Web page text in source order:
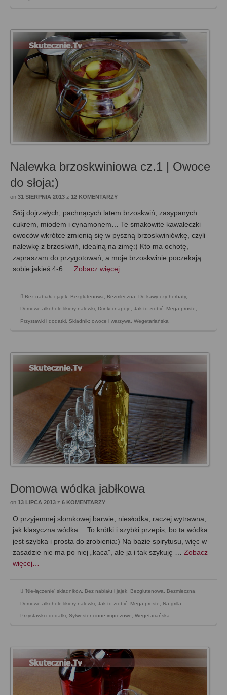
Nalewka brzoskwiniowa cz.1 | Owoce
do słoja;)
on 31 SIERPNIA 2013 z 12 KOMENTARZY
Słój dojrzałych, pachnących latem brzoskwiń, zasypanych
cukrem, miodem i cynamonem… Te smakowite kawałeczki
owoców wkrótce zmienią się w pyszną brzoskwiniówkę, czyli
nalewkę z brzoskwiń, idealną na zimę:) Kto ma ochotę,
zapraszam do przygotowań, a moje brzoskwinie poczekają
sobie jakieś 4-6 … Zobacz więcej…
Bez nabiału i jajek Bezglutenowa Bezmleczna Do kawy czy herbaty,
Domowe alkohole likiery nalewki Drinki i napoje Jak to zrobić Mega proste
Przystawki i dodatki Składnik: owoce i warzywa Wegetariańska
Domowa wódka jabłkowa
on 13 LIPCA 2013 z 6 KOMENTARZY
O przyjemnej słomkowej barwie, niesłodka, raczej wytrawna,
jak klasyczna wódka… To krótki i szybki przepis, bo ta wódka
jest szybka i prosta do zrobienia:) Na bazie spirytusu, więc w
zasadzie nie ma po niej „kaca”, ale ja i tak szykuję … Zobacz
więcej…
'Nie-łączenie' składników, Bez nabiału i jajek, Bezglutenowa, Bezmleczna,
Domowe alkohole likiery nalewki, Jak to zrobić, Mega proste, Na grilla,
Przystawki i dodatki, Sylwester i inne imprezowe, Wegetariańska